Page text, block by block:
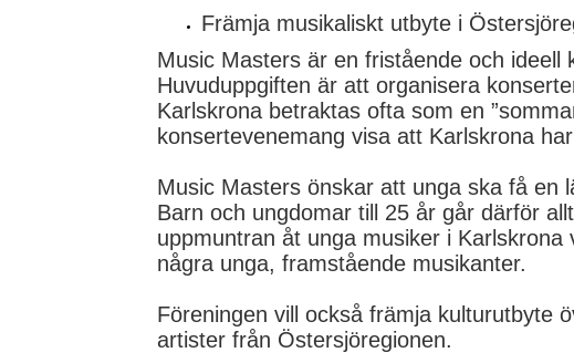
Främja musikaliskt utbyte i
Music Masters är en fristående och ideell
Huvuduppgiften är att organisera
Karlskrona betraktas ofta som en
konsertevenemang visa att Karlskrona
Music Masters önskar att unga ska få en
Barn och ungdomar till 25 år går därför
uppmuntran åt unga musiker i
några unga, framstående musikanter.
Föreningen vill också främja kulturutbyte
artister från Östersjöregionen.